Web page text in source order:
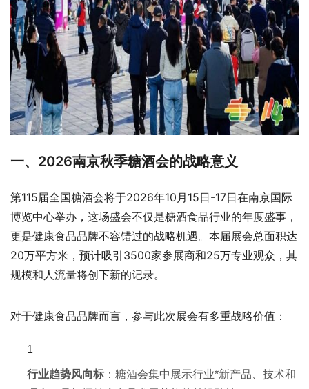
一、2026南京秋季糖酒会的战略意义
第115届全国糖酒会将于2026年10月15日-17日在南京国际
博览中心举办，这场盛会不仅是糖酒食品行业的年度盛事，
更是健康食品品牌不容错过的战略机遇。本届展会总面积达
20万平方米，预计吸引3500家参展商和25万专业观众，其
规模和人流量将创下新的记录。
对于健康食品品牌而言，参与此次展会有多重战略价值：
行业趋势风向标 ：糖酒会集中展示行业*新产品、技术和